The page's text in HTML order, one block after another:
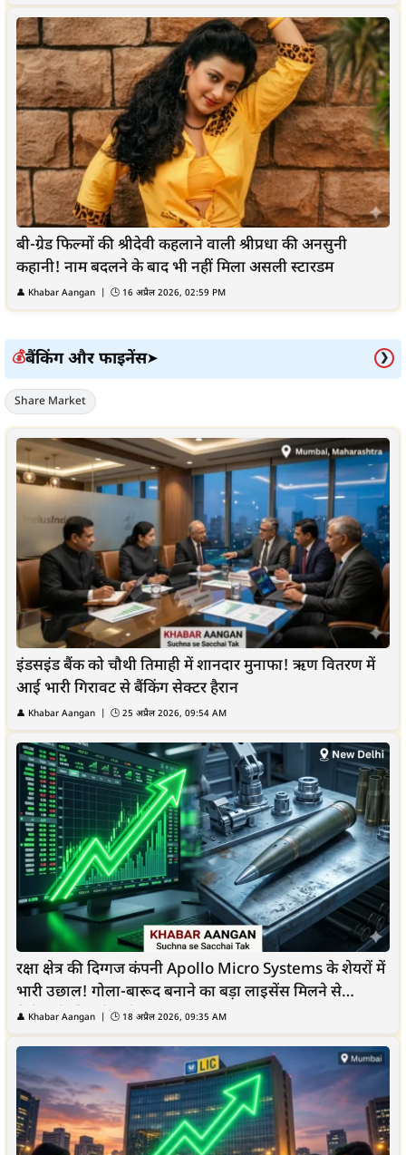
बी-ग्रेड फिल्मों की श्रीदेवी कहलाने वाली श्रीप्रधा की अनसुनी
कहानी! नाम बदलने के बाद भी नहीं मिला असली स्टारडम
👤 Khabar Aangan | 🕒 16 अप्रैल 2026, 02:59 PM
💰बैंकिंग और फाइनेंस➤ ❯
Share Market
इंडसइंड बैंक को चौथी तिमाही में शानदार मुनाफा! ऋण वितरण में
आई भारी गिरावट से बैंकिंग सेक्टर हैरान
👤 Khabar Aangan | 🕒 25 अप्रैल 2026, 09:54 AM
रक्षा क्षेत्र की दिग्गज कंपनी Apollo Micro Systems के शेयरों में
भारी उछाल! गोला-बारूद बनाने का बड़ा लाइसेंस मिलने से
निवेशकों की हुई चांदी
👤 Khabar Aangan | 🕒 18 अप्रैल 2026, 09:35 AM